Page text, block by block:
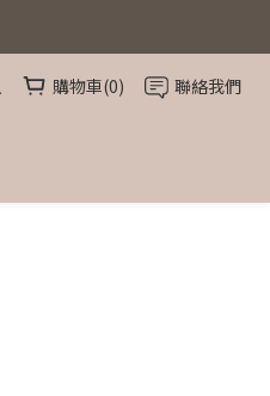
購物車(0) 聯絡我們